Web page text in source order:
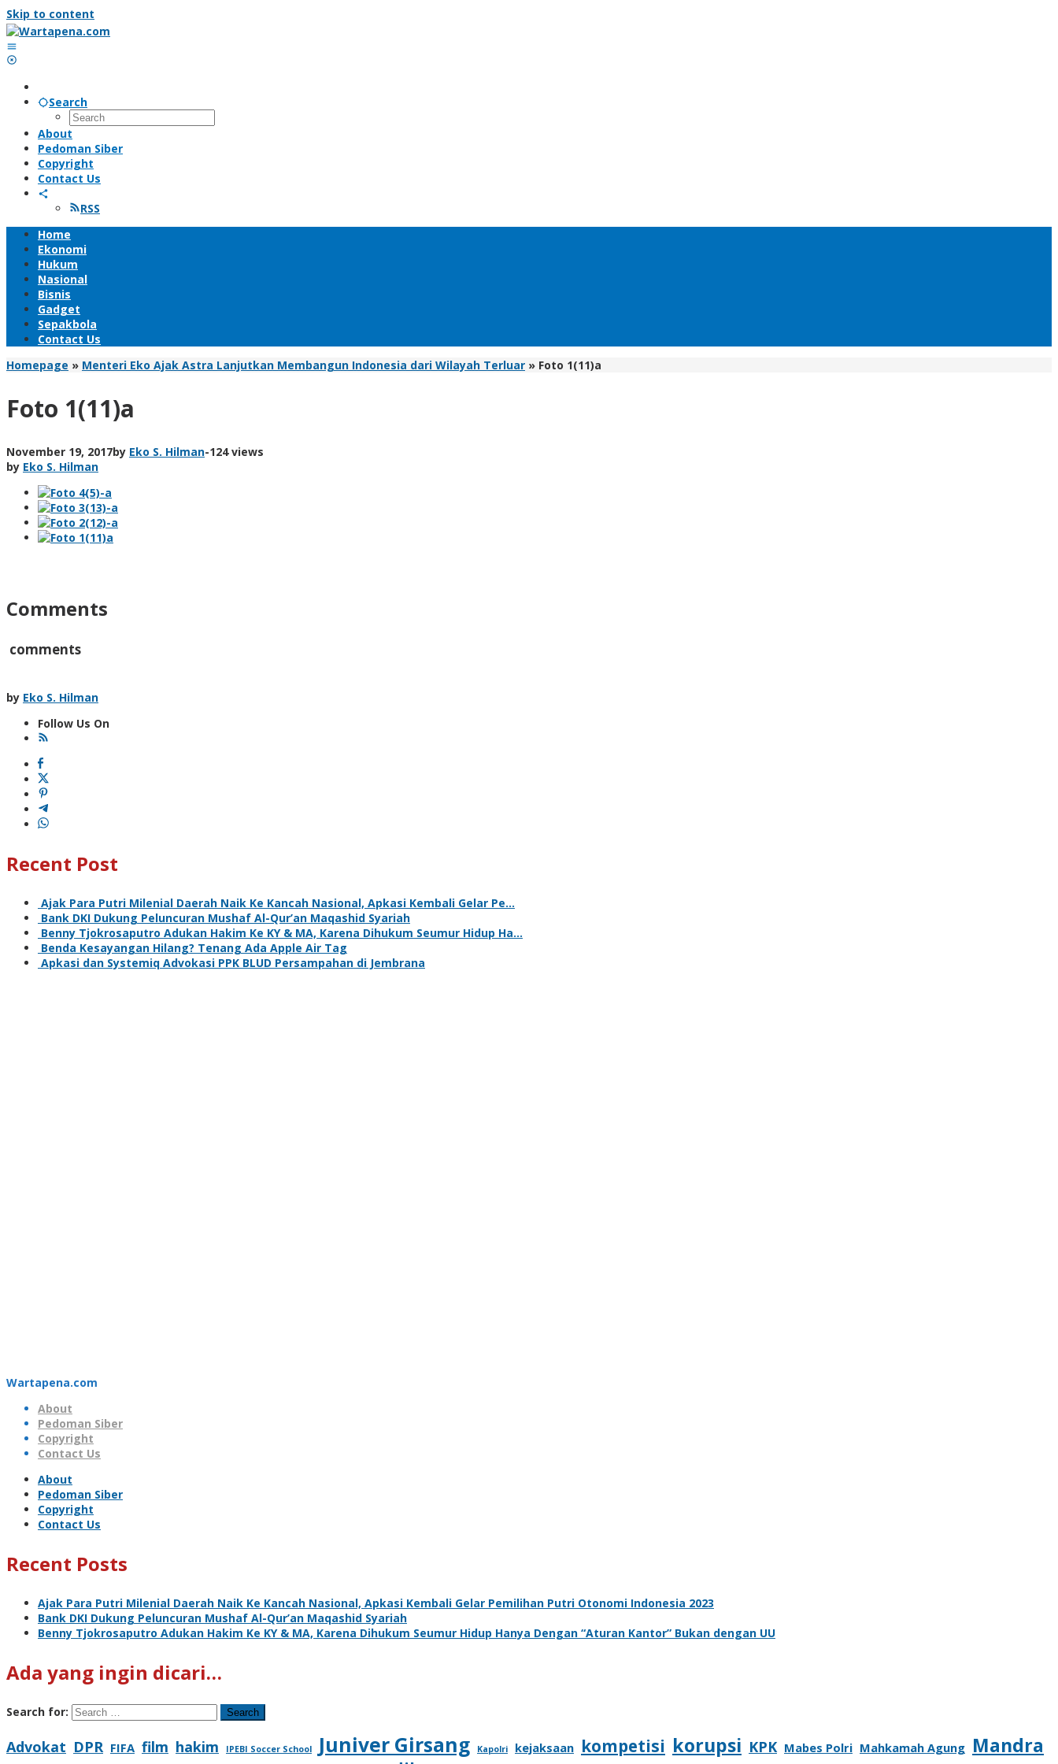
Skip to content
Search
About
Pedoman Siber
Copyright
Contact Us
RSS
Home
Ekonomi
Hukum
Nasional
Bisnis
Gadget
Sepakbola
Contact Us
Homepage » Menteri Eko Ajak Astra Lanjutkan Membangun Indonesia dari Wilayah Terluar » Foto 1(11)a
Foto 1(11)a
November 19, 2017by Eko S. Hilman-124 views
by Eko S. Hilman
Comments
comments
by Eko S. Hilman
Follow Us On
Recent Post
Ajak Para Putri Milenial Daerah Naik Ke Kancah Nasional, Apkasi Kembali Gelar Pe…
Bank DKI Dukung Peluncuran Mushaf Al-Qur’an Maqashid Syariah
Benny Tjokrosaputro Adukan Hakim Ke KY & MA, Karena Dihukum Seumur Hidup Ha…
Benda Kesayangan Hilang? Tenang Ada Apple Air Tag
Apkasi dan Systemiq Advokasi PPK BLUD Persampahan di Jembrana
Wartapena.com
About
Pedoman Siber
Copyright
Contact Us
About
Pedoman Siber
Copyright
Contact Us
Recent Posts
Ajak Para Putri Milenial Daerah Naik Ke Kancah Nasional, Apkasi Kembali Gelar Pemilihan Putri Otonomi Indonesia 2023
Bank DKI Dukung Peluncuran Mushaf Al-Qur’an Maqashid Syariah
Benny Tjokrosaputro Adukan Hakim Ke KY & MA, Karena Dihukum Seumur Hidup Hanya Dengan “Aturan Kantor” Bukan dengan UU
Ada yang ingin dicari…
Search for:
Advokat DPR FIFA film hakim IPEBI Soccer School Juniver Girsang Kapolri kejaksaan kompetisi korupsi KPK Mabes Polri Mahkamah Agung Mandra